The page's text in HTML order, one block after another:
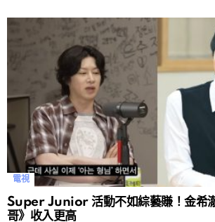
電視
Super Junior 活動不如綜藝賺！金希
哥》收入更高